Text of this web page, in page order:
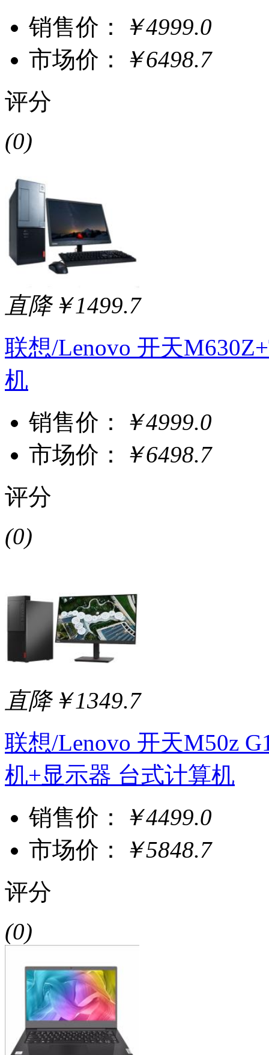
销售价：
￥4999.0
市场价：
￥6498.7
评分
(0)
直降￥1499.7
联想/Lenovo 开天
机
销售价：
￥4999.0
市场价：
￥6498.7
评分
(0)
直降￥1349.7
联想/Lenovo 开天M50z
机+显示器 台式计算机
销售价：
￥4499.0
市场价：
￥5848.7
评分
(0)